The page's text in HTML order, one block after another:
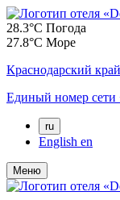
28.3°C Погода
27.8°C Море
Краснодарский
Единый номер сети
ru
English en
Меню